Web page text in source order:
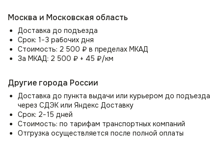
положение спины, а подлокотники обеспечивают
поддержку рук, снижая напряжение и усталость.
Цельносварной металлический каркас и прочные ножки
гарантируют долговечность и выдерживают значительные
вашим любимым местом для отдыха и работы.
Практичность и лёгкий уход
Специальная обработка ткани позволяет спокойно
пускать домашних животных на стулья, не беспокоясь
о порче обивки, т.к. ткань обладает эффектом —
Москва и Московская область
Доставка до подъезда
Срок: 1−3 рабочих дня
Стоимость: 2 500 ₽ в пределах МКАД
За МКАД: 2 500 ₽ + 45 ₽/км
Другие города России
Доставка до пункта выдачи или курьером до подъезда
через СДЭК или Яндекс Доставку
Срок: 2−15 дней
Стоимость: по тарифам транспортных компаний
Отгрузка осуществляется после полной оплаты